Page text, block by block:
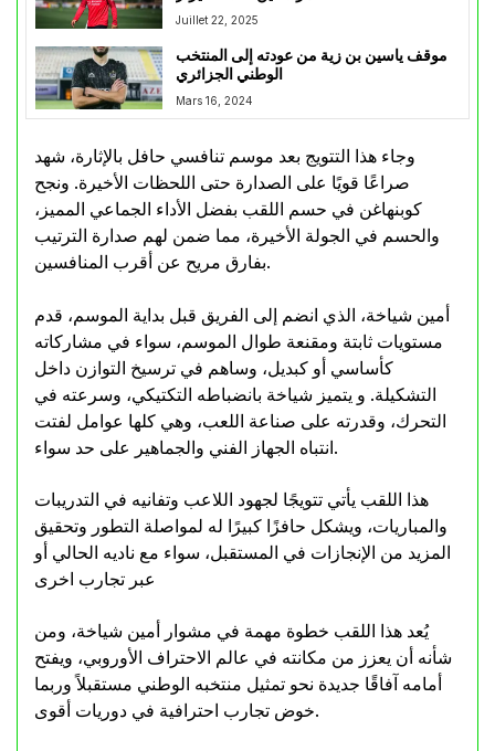
Juillet 22, 2025
موقف ياسين بن زية من عودته إلى المنتخب
الوطني الجزائري
Mars 16, 2024
وجاء هذا التتويج بعد موسم تنافسي حافل بالإثارة، شهد
صراعًا قويًا على الصدارة حتى اللحظات الأخيرة. ونجح
كوبنهاغن في حسم اللقب بفضل الأداء الجماعي المميز،
والحسم في الجولة الأخيرة، مما ضمن لهم صدارة الترتيب
بفارق مريح عن أقرب المنافسين.
أمين شياخة، الذي انضم إلى الفريق قبل بداية الموسم، قدم
مستويات ثابتة ومقنعة طوال الموسم، سواء في مشاركاته
كأساسي أو كبديل، وساهم في ترسيخ التوازن داخل
التشكيلة. و يتميز شياخة بانضباطه التكتيكي، وسرعته في
التحرك، وقدرته على صناعة اللعب، وهي كلها عوامل لفتت
انتباه الجهاز الفني والجماهير على حد سواء.
هذا اللقب يأتي تتويجًا لجهود اللاعب وتفانيه في التدريبات
والمباريات، ويشكل حافزًا كبيرًا له لمواصلة التطور وتحقيق
المزيد من الإنجازات في المستقبل، سواء مع ناديه الحالي أو
عبر تجارب اخرى
يُعد هذا اللقب خطوة مهمة في مشوار أمين شياخة، ومن
شأنه أن يعزز من مكانته في عالم الاحتراف الأوروبي، ويفتح
أمامه آفاقًا جديدة نحو تمثيل منتخبه الوطني مستقبلاً وربما
خوض تجارب احترافية في دوريات أقوى.